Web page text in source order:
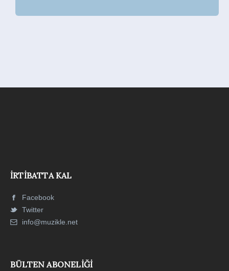
İRTIBATTA KAL
Facebook
Twitter
info@muzikle.net
BÜLTEN ABONELIĞI